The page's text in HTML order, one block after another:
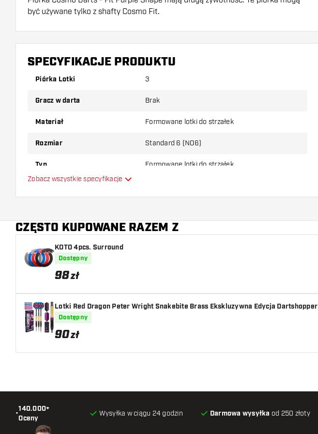
być używane tylko z shafty Cosmo Fit.
Upewnij się, że masz pod ręką dużo piórek i shaftów. Mogą one zostać
uszkodzone lub złamane w wyniku użytkowania.
który wariant najbardziej Ci odpowiada!
SPECYFIKACJE PRODUKTU
Piórka Lotki 3
Gracz w darta Brak
Materiał Formowane lotki do strzałek
Rozmiar Standard 6 (NO6)
Typ Formowane lotki do strzałek
Zobacz wszystkie specyfikacje
CZĘSTO KUPOWANE RAZEM Z
KOTO 4pcs. Surround
Dostępny
98zł
Lotki Red Dragon Peter Wright Snakebite Brass Ekskluzywna Edycja Dartshopper
Dostępny
90zł
•
140.000+
Oceny
Wysyłka w ciągu 24 godzin Darmowa wysyłka od 250 złoty